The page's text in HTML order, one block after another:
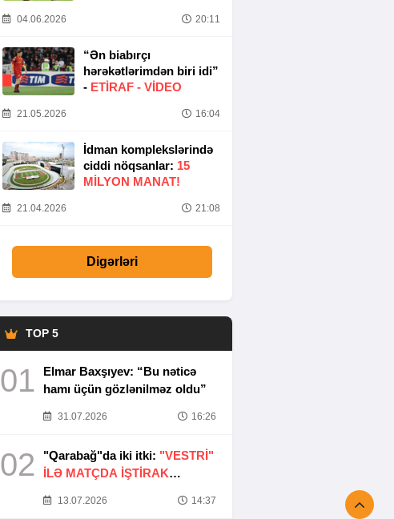
04.06.2026 20:11
“Ən biabırçı
hərəkətlərimdən biri idi”
- ETIRAF - VİDEO
21.05.2026 16:04
İdman komplekslərində
ciddi nöqsanlar: 15
MILYON MANAT!
21.04.2026 21:08
Digərləri
TOP 5
01
Elmar Baxşıyev: “Bu nəticə
hamı üçün gözlənilməz oldu”
31.07.2026 16:26
02 "Qarabağ"da iki itki: "VESTRİ"
İLƏ MATÇDA İŞTİRAK
13.07.2026 14:37